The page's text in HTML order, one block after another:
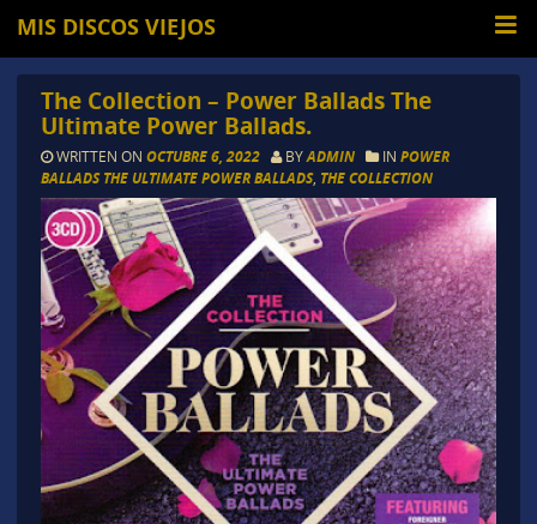
MIS DISCOS VIEJOS
The Collection – Power Ballads The
Ultimate Power Ballads.
WRITTEN ON OCTUBRE 6, 2022 BYADMIN IN POWER
BALLADS THE ULTIMATE POWER BALLADS, THE COLLECTION